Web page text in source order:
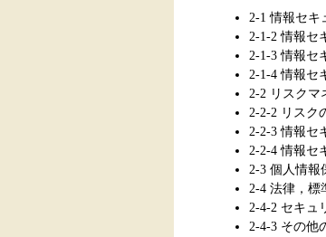
2-1 情報セキ
2-1-2 情報セ
2-1-3 情報セ
2-1-4 情報セ
2-2 リスクマ
2-2-2 リスク
2-2-3 情報セ
2-2-4 情報セ
2-3 個人情報
2-4 法律，標
2-4-2 セキュ
2-4-3 その他